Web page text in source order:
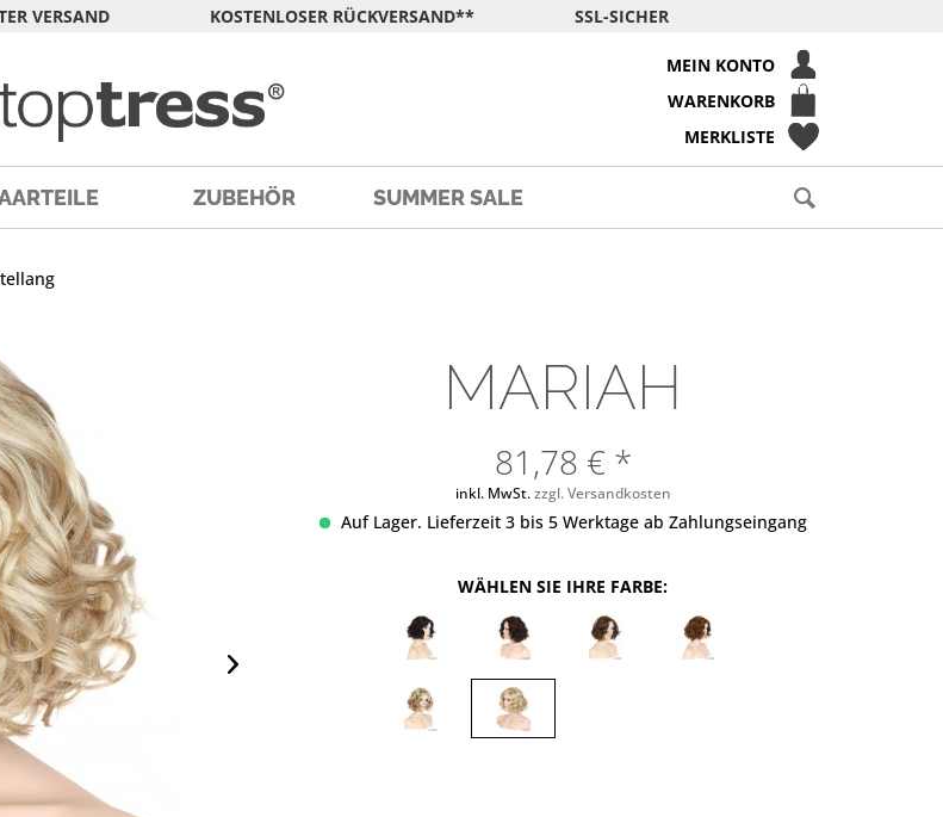
VERSAND KOSTENLOSER RÜCKVERSAND** SSL-SICHER
MEIN KONTO
WARENKORB
MERKLISTE
ZUBEHÖR SUMMER SALE
MARIAH
81,78 € *
inkl. MwSt.zzgl. Versandkosten
Auf Lager. Lieferzeit 3 bis 5 Werktage ab Zahlungseingang
WÄHLEN SIE IHRE FARBE: